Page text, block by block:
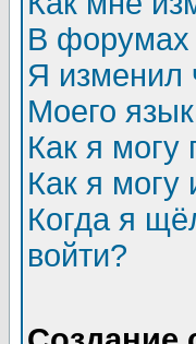
В форумах
Я изменил
Моего
Как я могу
Как я могу
Когда я
войти?